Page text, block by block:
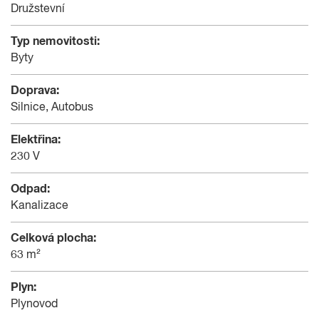
Družstevní
Typ nemovitosti:
Byty
Doprava:
Silnice, Autobus
Elektřina:
230 V
Odpad:
Kanalizace
Celková plocha:
63 m²
Plyn:
Plynovod